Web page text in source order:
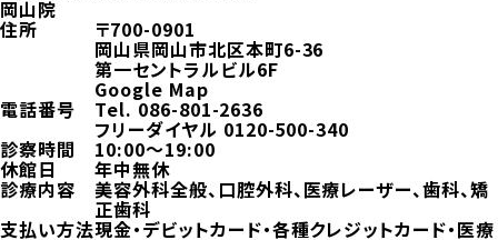
岡山院
住所 〒700-0901
岡山県岡山市北区本町6-36
第一セントラルビル6F
Google Map
電話番号 Tel.086-801-2636
フリーダイヤル 0120-500-340
診察時間 10:00～19:00
休館日 年中無休
診療内容 美容外科全般、口腔外科、医療レーザー、歯科、矯
正歯科
支払い方法現金・デビットカード・各種クレジットカード・医療